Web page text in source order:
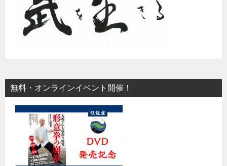
無料・オンラインイベント開催！